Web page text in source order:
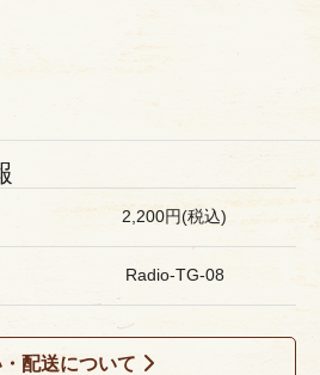
2,200円(税込)
Radio-TG-08
配送について